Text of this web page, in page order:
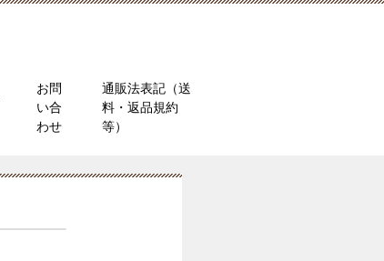
お問
い合
わせ
通販法表記（送
料・返品規約
等）